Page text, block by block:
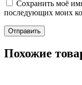
Сохранить моё
последующих моих
Похожие